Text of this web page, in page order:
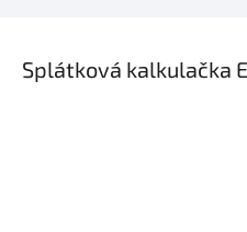
Splátková kalkulačka